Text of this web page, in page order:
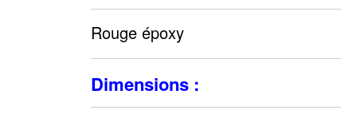
Rouge époxy
Dimensions :